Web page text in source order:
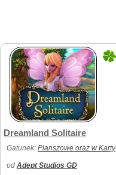
Dreamland Solitaire
Gatunek: Planszowe oraz w Karty
od Adept Studios GD